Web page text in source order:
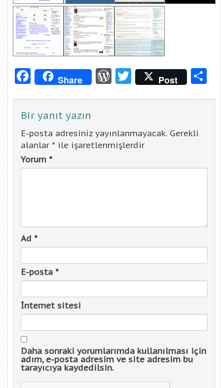
Facebook
Share WordPress
Twitter
Post
Bir yanıt yazın
E-posta adresiniz yayınlanmayacak. Gerekli
alanlar * ile işaretlenmişlerdir
Yorum *
Ad *
E-posta *
İnternet sitesi
Daha sonraki yorumlarımda kullanılması için
adım, e-posta adresim ve site adresim bu
tarayıcıya kaydedilsin.